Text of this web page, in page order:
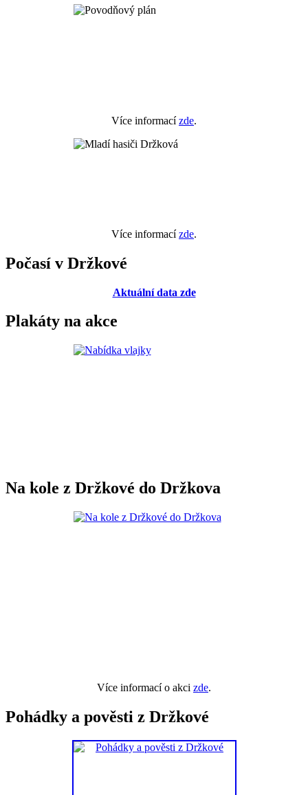
Více informacízde.
Více informacízde.
Počasí v Držkové
Aktuální data zde
Plakáty na akce
Na kole z Držkové do Držkova
Více informací o akci zde.
Pohádky a pověsti z Držkové